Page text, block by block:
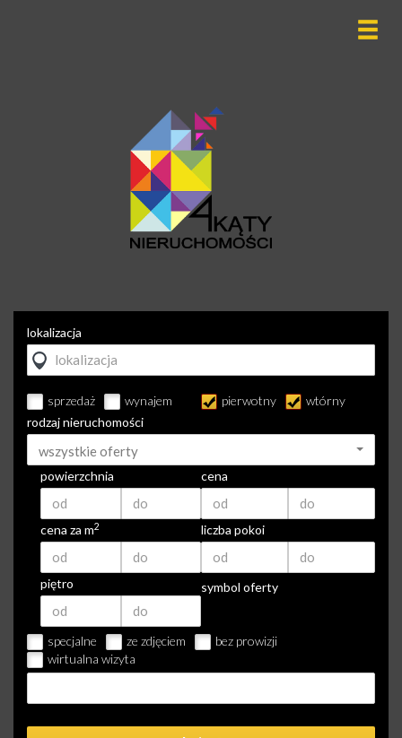
lokalizacja
sprzedaż wynajem pierwotny
wtórny
rodzaj nieruchomości
wszystkie oferty
powierzchnia cena
cena za m2 liczba pokoi
piętro
specjalne ze zdjęciem
bez prowizji
wirtualna wizyta
symbol oferty